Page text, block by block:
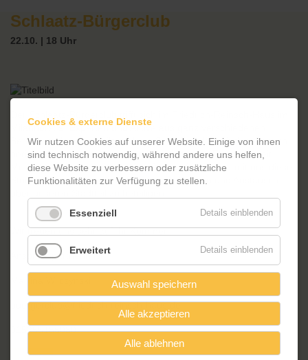
Schlaatz-Bürgerclub
22.10. | 18 Uhr
Milanhorst 9. Experten und Aktive aus ganz verschiedenen
Bereichen des Stadtteils und der Stadt Potsdam sind zu Besuch,
berichten von Ihren Interessen und stehen für Fragen bereit.
Menschen aus der Nachbarschaft sind eingeladen, mit uns diese
Stunden zu verbringen und sich an Diskussion und Austausch
Wir freuen uns sehr auf Ihr Kommen!
Ansprechpartnerin ist:
buergerclub@friedrich-reinsch-haus.de
015255186080
Cookies & externe Dienste
Wir nutzen Cookies auf unserer Website. Einige von ihnen
sind technisch notwendig, während andere uns helfen,
diese Website zu verbessern oder zusätzliche
Funktionalitäten zur Verfügung zu stellen.
Essenziell Details einblenden
Erweitert Details einblenden
Auswahl speichern
Alle akzeptieren
Alle ablehnen